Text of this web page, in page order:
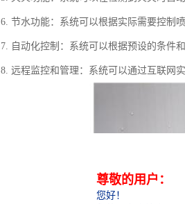
6. 节水功能：系统可以根据实际需要控制
7. 自动化控制：系统可以根据预设的条件
8. 远程监控和管理：系统可以通过互联网